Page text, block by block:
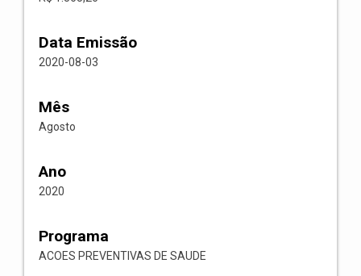
Data Emissão
2020-08-03
Mês
Agosto
Ano
2020
Programa
ACOES PREVENTIVAS DE SAUDE